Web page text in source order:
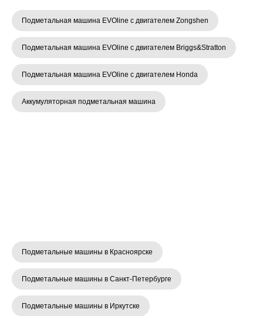
Подметальная машина EVOline с двигателем Zongshen
Подметальная машина EVOline с двигателем Briggs&Stratton
Подметальная машина EVOline с двигателем Honda
Аккумуляторная подметальная машина
Подметальные машины в Красноярске
Подметальные машины в Санкт-Петербурге
Подметальные машины в Иркутске